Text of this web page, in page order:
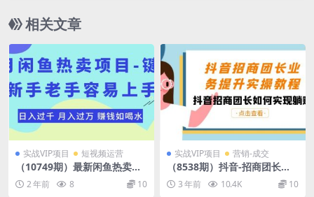
相关文章
实战VIP项目 短视频运营
（10749期）最新闲鱼热卖项
目-键盘，新手老手容易上手，
日入过千，月入过万，赚钱…
2 年前 8 10
实战VIP项目 营销-成交
（8538期）抖音-招商团长业
务提升实操教程，抖音招商团
长如何实现躺赚（38节）
3 年前 10.4K 10